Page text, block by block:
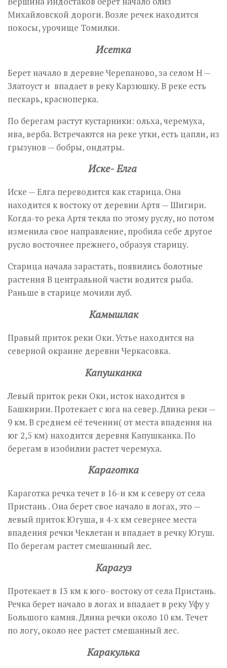
Михайловской дороги. Возле речек находится
покосы, урочище Томилки.
Исетка
Берет начало в деревне Черепаново, за селом Н —
Златоуст и впадает в реку Карзюшку. В реке есть
пескарь, красноперка.
По берегам растут кустарники: ольха, черемуха,
ива, верба. Встречаются на реке утки, есть цапли, из
грызунов — бобры, ондатры.
Иске- Елга
Иске — Елга переводится как старица. Она
находится к востоку от деревни Артя — Шигири.
Когда-то река Артя текла по этому руслу, но потом
изменила свое направление, пробила себе другое
русло восточнее прежнего, образуя старицу.
Старица начала зарастать, появились болотные
растения В центральной части водится рыба.
Раньше в старице мочили луб.
Камышлак
Правый приток реки Оки. Устье находится на
северной окраине деревни Черкасовка.
Капушканка
Левый приток реки Оки, исток находится в
Башкирии. Протекает с юга на север. Длина реки —
9 км. В среднем её течении( от места впадения на
юг 2,5 км) находится деревня Капушканка. По
берегам в изобилии растет черемуха.
Караготка
Караготка речка течет в 16-и км к северу от села
Пристань . Она берет свое начало в логах, это —
левый приток Югуша, в 4-х км севернее места
впадения речки Чеклетан и впадает в речку Югуш.
По берегам растет смешанный лес.
Карагуз
Протекает в 13 км к юго- востоку от села Пристань.
Речка берет начало в логах и впадает в реку Уфу у
Большого камня. Длина речки около 10 км. Течет
по логу, около нее растет смешанный лес.
Каракулька